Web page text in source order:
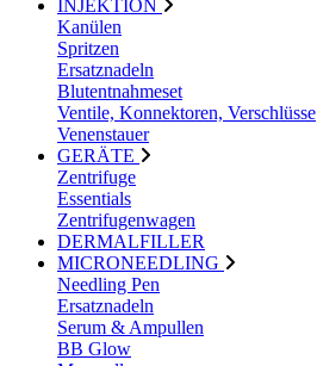
INJEKTION
Kanülen
Spritzen
Ersatznadeln
Blutentnahmeset
Ventile, Konnektoren, Verschlüsse
Venenstauer
GERÄTE
Zentrifuge
Essentials
Zentrifugenwagen
DERMALFILLER
MICRONEEDLING
Needling Pen
Ersatznadeln
Serum & Ampullen
BB Glow